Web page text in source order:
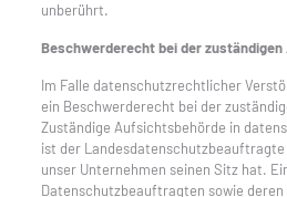
unberührt.
Beschwerderecht bei der
Im Falle datenschutzrechtlicher
ein Beschwerderecht bei der
Zuständige Aufsichtsbehörde in
ist der Landesdatenschutzbeauftragte
unser Unternehmen seinen Sitz hat.
Datenschutzbeauftragten sowie